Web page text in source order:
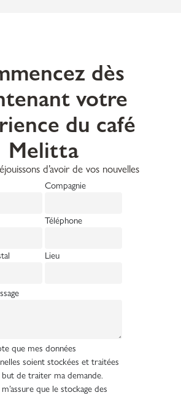
dès
votre
du café
Melitta
d’avoir de vos nouvelles
Compagnie
Téléphone
Lieu
que mes données
soient stockées et traitées
but de traiter ma demande.
que le stockage des